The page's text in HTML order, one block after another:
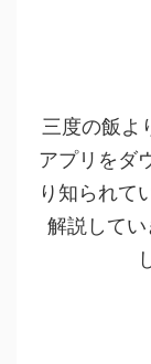
三度の飯よ
アプリをダ
り知られて
解説して